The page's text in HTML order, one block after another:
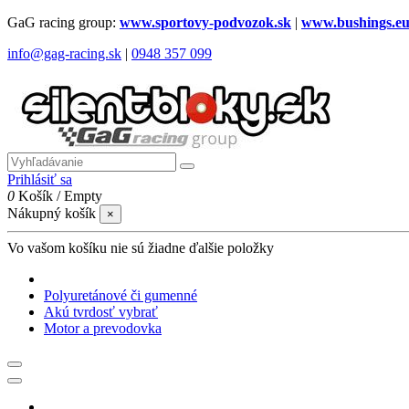
GaG racing group: www.sportovy-podvozok.sk | www.bushings.eu
info@gag-racing.sk | 0948 357 099
Prihlásiť sa
0 Košík /Empty
Nákupný košík
×
Vo vašom košíku nie sú žiadne ďalšie položky
Polyuretánové či gumenné
Akú tvrdosť vybrať
Motor a prevodovka